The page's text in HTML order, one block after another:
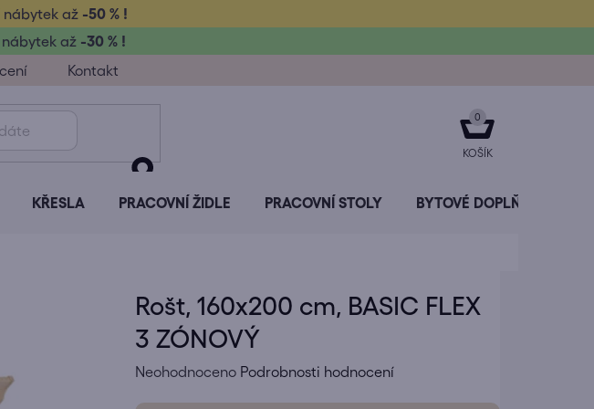
až-50 % !
až -30 % !
Kontakt
NÁKUPNÍ
KOŠÍK
KŘESLA PRACOVNÍ ŽIDLE PRACOVNÍ STOLY BYTOVÉ DOPLŇKY
Rošt, 160x200 cm, BASIC FLEX
3 ZÓNOVÝ
Průměrné
Neohodnoceno Podrobnosti hodnocení